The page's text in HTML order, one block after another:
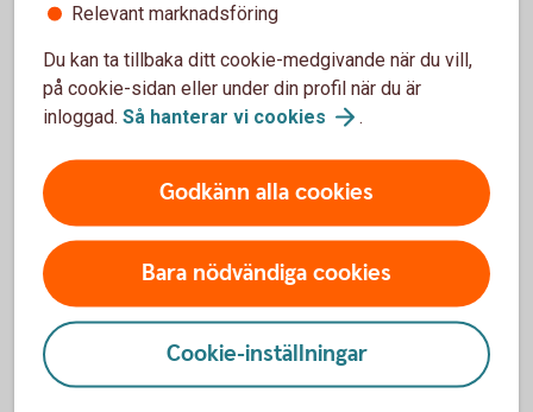
Swedbank Försäkring AB
Hjälp med placering
Placera din pension
Möjliga investeringar iförsäkringsdepå
Relevant marknadsföring
Du kan ta tillbaka ditt cookie-medgivande när du vill,
på cookie-sidan eller under din profil när du är
inloggad. Så hanterar vi cookies .
Godkänn alla cookies
Bara nödvändiga cookies
Cookie-inställningar